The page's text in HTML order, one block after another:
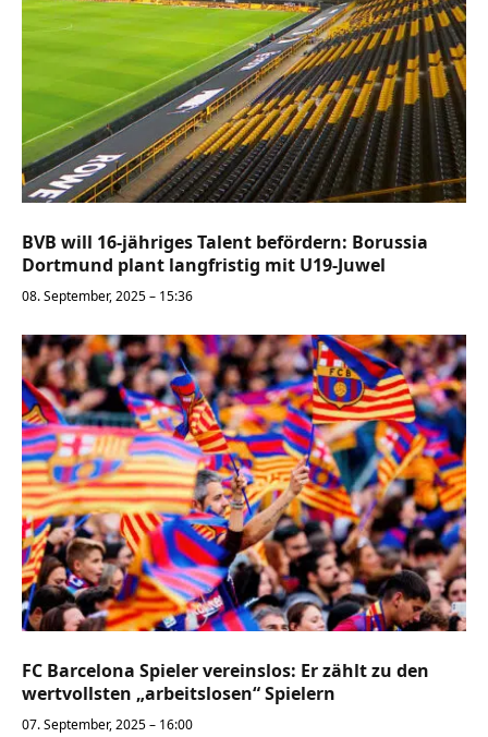
BVB will 16-jähriges Talent befördern: Borussia
Dortmund plant langfristig mit U19-Juwel
08. September, 2025 – 15:36
FC Barcelona Spieler vereinslos: Er zählt zu den
wertvollsten „arbeitslosen“ Spielern
07. September, 2025 – 16:00